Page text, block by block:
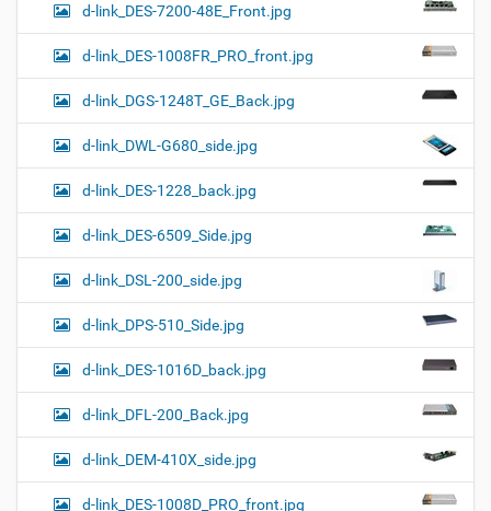
d-link_DES-7200-48E_Front.jpg
d-link_DES-1008FR_PRO_front.jpg
d-link_DGS-1248T_GE_Back.jpg
d-link_DWL-G680_side.jpg
d-link_DES-1228_back.jpg
d-link_DES-6509_Side.jpg
d-link_DSL-200_side.jpg
d-link_DPS-510_Side.jpg
d-link_DES-1016D_back.jpg
d-link_DFL-200_Back.jpg
d-link_DEM-410X_side.jpg
d-link_DES-1008D_PRO_front.jpg